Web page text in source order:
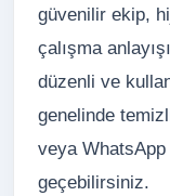
güvenilir ekip,
çalışma
düzenli ve
genelinde
veya
geçebilirsiniz.